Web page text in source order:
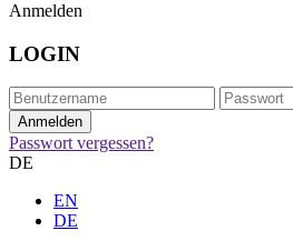
Anmelden
LOGIN
Passwort vergessen?
DE
EN
DE